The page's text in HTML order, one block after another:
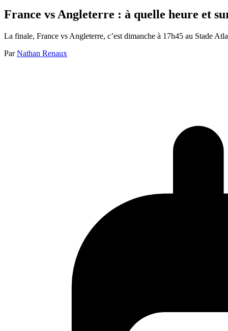
France vs Angleterre : à quelle heure et
La finale, France vs Angleterre, c’est dimanche à 17h45 au Stade
Par Nathan Renaux